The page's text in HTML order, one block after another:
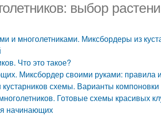
выбор
и многолетниками. Миксбордеры из
Что это такое?
Миксбордер своими руками: правила
схемы. Варианты
Готовые схемы красивых
начинающих